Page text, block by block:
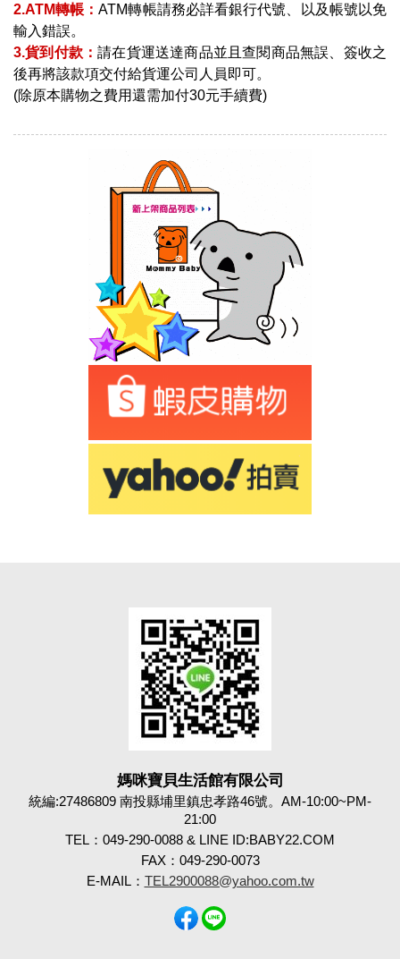
2.ATM轉帳：ATM轉帳請務必詳看銀行代號、以及帳號以免
輸入錯誤。
3.貨到付款：請在貨運送達商品並且查閱商品無誤、簽收之
後再將該款項交付給貨運公司人員即可。
(除原本購物之費用還需加付30元手續費)
媽咪寶貝生活館有限公司
統編:27486809 南投縣埔里鎮忠孝路46號。AM-10:00~PM-
21:00
TEL：049-290-0088 & LINE ID:BABY22.COM
FAX：049-290-0073
E-MAIL： TEL2900088@yahoo.com.tw